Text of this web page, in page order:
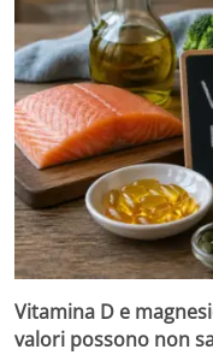
Vitamina D e
valori possono non